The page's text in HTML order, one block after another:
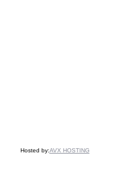
Hosted by:AVX HOSTING